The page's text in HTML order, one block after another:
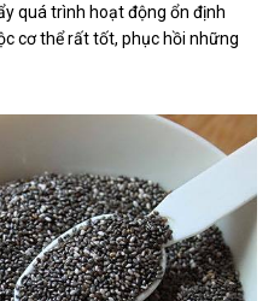
quá trình hoạt động ổn định
cơ thể rất tốt, phục hồi những